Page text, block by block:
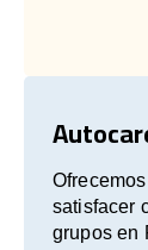
satisfacer
grupos en